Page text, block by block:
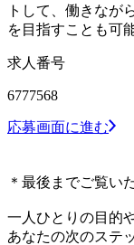
トして、働きなが
を目指すことも可
求人番号
6777568
応募画面に進む
＊最後までご覧い
一人ひとりの目的
あなたの次のステ